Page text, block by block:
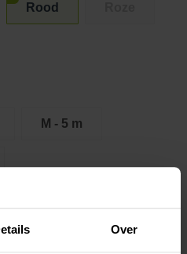
Over
Rood
M - 5 m